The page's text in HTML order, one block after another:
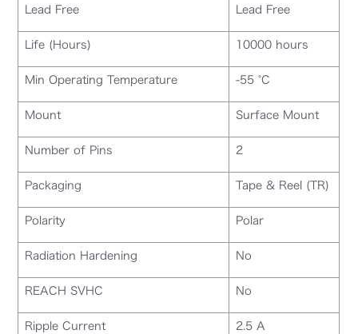
Lead Free Lead Free
Life (Hours) 10000 hours
Min Operating Temperature -55 °C
Mount Surface Mount
Number of Pins 2
Packaging Tape & Reel (TR)
Polarity Polar
Radiation Hardening No
REACH SVHC No
Ripple Current 2.5 A